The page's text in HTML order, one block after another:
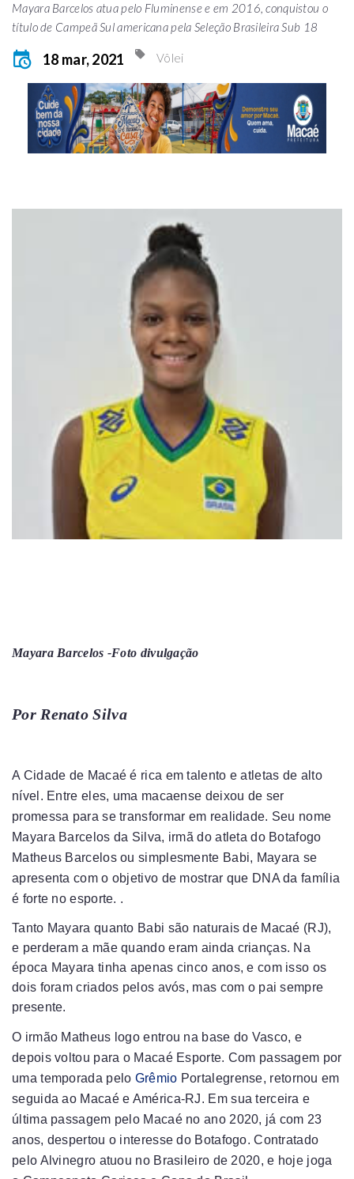
Mayara Barcelos atua pelo Fluminense e em 2016, conquistou o
título de Campeã Sul americana pela Seleção Brasileira Sub 18
18 mar, 2021 Vôlei
Mayara Barcelos -Foto divulgação
Por Renato Silva
A Cidade de Macaé é rica em talento e atletas de alto
nível. Entre eles, uma macaense deixou de ser
promessa para se transformar em realidade. Seu nome
Mayara Barcelos da Silva, irmã do atleta do Botafogo
Matheus Barcelos ou simplesmente Babi, Mayara se
apresenta com o objetivo de mostrar que DNA da família
é forte no esporte. .
Tanto Mayara quanto Babi são naturais de Macaé (RJ),
e perderam a mãe quando eram ainda crianças. Na
época Mayara tinha apenas cinco anos, e com isso os
dois foram criados pelos avós, mas com o pai sempre
presente.
O irmão Matheus logo entrou na base do Vasco, e
depois voltou para o Macaé Esporte. Com passagem por
uma temporada pelo Grêmio Portalegrense, retornou em
seguida ao Macaé e América-RJ. Em sua terceira e
última passagem pelo Macaé no ano 2020, já com 23
anos, despertou o interesse do Botafogo. Contratado
pelo Alvinegro atuou no Brasileiro de 2020, e hoje joga